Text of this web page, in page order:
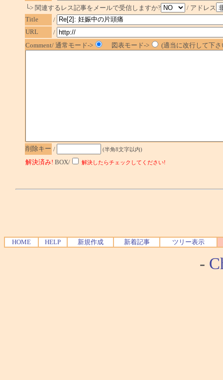
└> 関連するレス記事をメールで受信しますか?
/ アドレス
Title
/
URL
/
Comment/ 通常モード->
図表モード-> (適当に改行して下
削除キー / (半角8文字以内)
解決済み! BOX/ 解決したらチェックしてください!
HOME HELP 新規作成 新着記事 ツリー表示
-